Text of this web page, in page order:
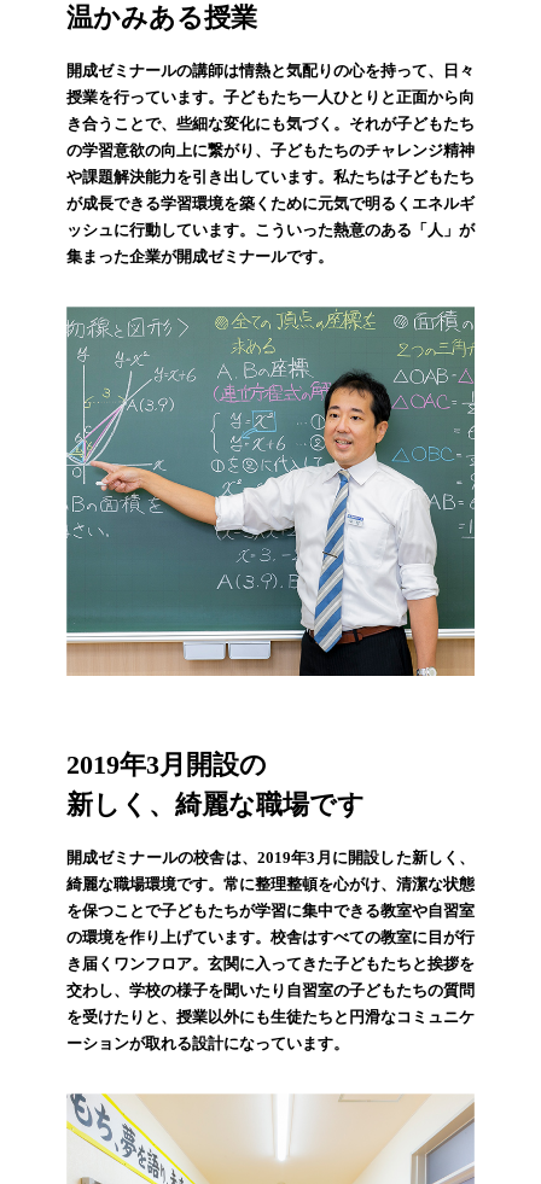
温かみある授業
開成ゼミナールの講師は情熱と気配りの心を持って、日々
授業を行っています。子どもたち一人ひとりと正面から向
き合うことで、些細な変化にも気づく。それが子どもたち
の学習意欲の向上に繋がり、子どもたちのチャレンジ精神
や課題解決能力を引き出しています。私たちは子どもたち
が成長できる学習環境を築くために元気で明るくエネルギ
ッシュに行動しています。こういった熱意のある「人」が
集まった企業が開成ゼミナールです。
2019年3月開設の
新しく、綺麗な職場です
開成ゼミナールの校舎は、2019年3月に開設した新しく、
綺麗な職場環境です。常に整理整頓を心がけ、清潔な状態
を保つことで子どもたちが学習に集中できる教室や自習室
の環境を作り上げています。校舎はすべての教室に目が行
き届くワンフロア。玄関に入ってきた子どもたちと挨拶を
交わし、学校の様子を聞いたり自習室の子どもたちの質問
を受けたりと、授業以外にも生徒たちと円滑なコミュニケ
ーションが取れる設計になっています。